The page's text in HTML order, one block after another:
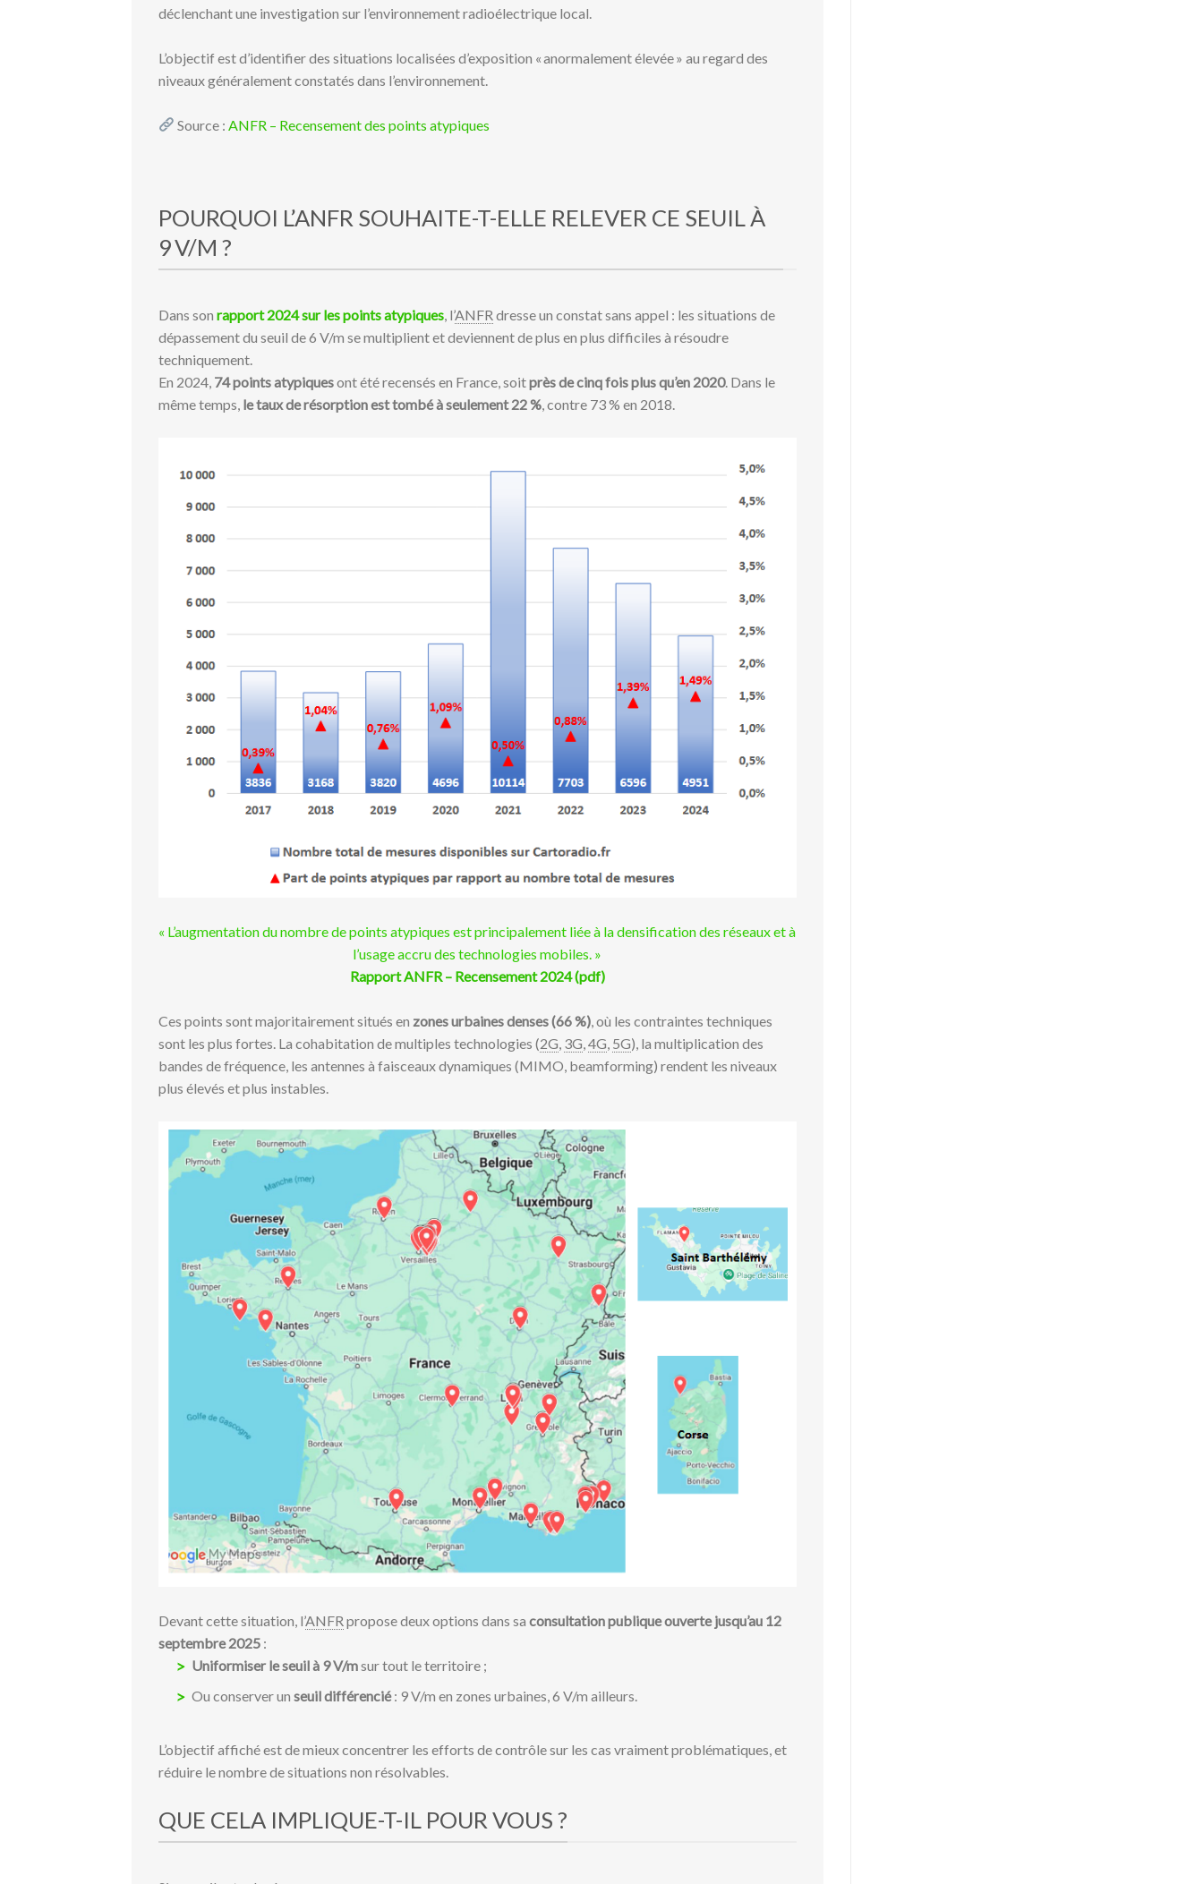
déclenchant une investigation sur l’environnement radioélectrique local.
L’objectif est d’identifier des situations localisées d’exposition « anormalement élevée » au regard des
niveaux généralement constatés dans l’environnement.
Source : ANFR – Recensement des points atypiques
POURQUOI L’ANFR SOUHAITE-T-ELLE RELEVER CE SEUIL À
9 V/M ?
Dans son rapport 2024 sur les points atypiques, l’ANFR dresse un constat sans appel : les situations de
dépassement du seuil de 6 V/m se multiplient et deviennent de plus en plus difficiles à résoudre
techniquement.
En 2024, 74 points atypiquesont été recensés en France, soitprès de cinq fois plus qu’en 2020. Dans le
même temps, le taux de résorption est tombé à seulement 22 %, contre 73 % en 2018.
« L’augmentation du nombre de points atypiques est principalement liée à la densification des réseaux et à
l’usage accru des technologies mobiles. »
Rapport ANFR – Recensement 2024 (pdf)
Ces points sont majoritairement situés en zones urbaines denses (66 %), où les contraintes techniques
sont les plus fortes. La cohabitation de multiples technologies (2G, 3G,4G, 5G), la multiplication des
bandes de fréquence, les antennes à faisceaux dynamiques (MIMO, beamforming) rendent les niveaux
plus élevés et plus instables.
Devant cette situation, l’ANFR propose deux options dans sa consultation publique ouverte jusqu’au 12
septembre 2025 :
Uniformiser le seuil à 9 V/msur tout le territoire ;
Ou conserver un seuil différencié: 9 V/m en zones urbaines, 6 V/m ailleurs.
L’objectif affiché est de mieux concentrer les efforts de contrôle sur les cas vraiment problématiques, et
réduire le nombre de situations non résolvables.
QUE CELA IMPLIQUE-T-IL POUR VOUS ?